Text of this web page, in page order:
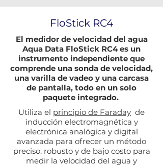
FloStick RC4
El medidor de velocidad del agua
Aqua Data FloStick RC4 es un
instrumento independiente que
comprende una sonda de velocidad,
una varilla de vadeo y una carcasa
de pantalla, todo en un solo
paquete integrado.
Utiliza el principio de Faraday de
inducción electromagnética y
electrónica analógica y digital
avanzada para ofrecer un método
preciso, robusto y de bajo costo para
medir la velocidad del agua y